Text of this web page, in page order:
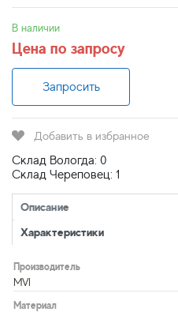
В наличии
Цена по запросу
Запросить
Добавить в избранное
Склад Вологда: 0
Склад Череповец: 1
Описание
Характеристики
Производитель
MVI
Материал